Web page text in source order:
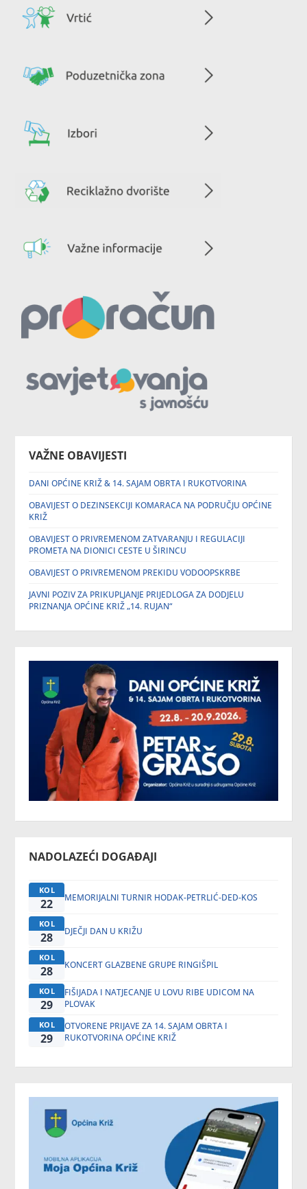
VAŽNE OBAVIJESTI
DANI OPĆINE KRIŽ & 14. SAJAM OBRTA I RUKOTVORINA
OBAVIJEST O DEZINSEKCIJI KOMARACA NA PODRUČJU OPĆINE
KRIŽ
OBAVIJEST O PRIVREMENOM ZATVARANJU I REGULACIJI
PROMETA NA DIONICI CESTE U ŠIRINCU
OBAVIJEST O PRIVREMENOM PREKIDU VODOOPSKRBE
JAVNI POZIV ZA PRIKUPLJANJE PRIJEDLOGA ZA DODJELU
PRIZNANJA OPĆINE KRIŽ „14. RUJAN“
NADOLAZEĆI DOGAĐAJI
KOL
22 MEMORIJALNI TURNIR HODAK-PETRLIĆ-DED-KOS
KOL
28 DJEČJI DAN U KRIŽU
KOL
28 KONCERT GLAZBENE GRUPE RINGIŠPIL
KOL
29
FIŠIJADA I NATJECANJE U LOVU RIBE UDICOM NA
PLOVAK
KOL
29
OTVORENE PRIJAVE ZA 14. SAJAM OBRTA I
RUKOTVORINA OPĆINE KRIŽ